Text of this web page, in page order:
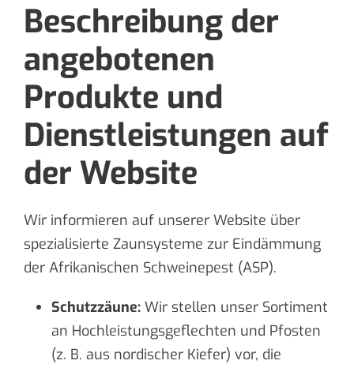
Beschreibung der
angebotenen
Produkte und
Dienstleistungen auf
der Website
Wir informieren auf unserer Website über
spezialisierte Zaunsysteme zur Eindämmung
der Afrikanischen Schweinepest (ASP).
Schutzzäune: Wir stellen unser Sortiment
an Hochleistungsgeflechten und Pfosten
(z. B. aus nordischer Kiefer) vor, die